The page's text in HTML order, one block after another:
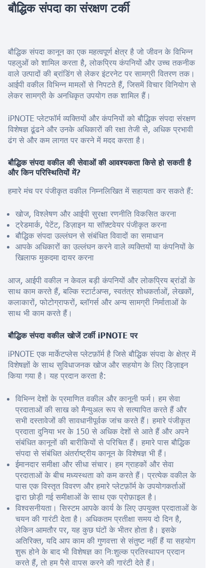
बौद्धिक संपदा का संरक्षणटर्की
बौद्धिक संपदा कानून का एक महत्वपूर्ण क्षेत्र है जो जीवन के विभिन्न
पहलुओं को शामिल करता है, लोकप्रिय कंपनियों और उच्च तकनीक
वाले उत्पादों की ब्रांडिंग से लेकर इंटरनेट पर सामग्री वितरण तक।
आईपी वकील विभिन्न मामलों से निपटते हैं, जिसमें विचार विनियोग से
लेकर सामग्री के अनधिकृत उपयोग तक शामिल हैं।
iPNOTE प्लेटफॉर्म व्यक्तियों और कंपनियों को बौद्धिक संपदा संरक्षण
विशेषज्ञ ढूंढने और उनके अधिकारों की रक्षा तेजी से, अधिक प्रभावी
ढंग से और कम लागत पर करने में मदद करता है।
बौद्धिक संपदा वकील की सेवाओं की आवश्यकता किसे हो सकती है
और किन परिस्थितियों में?
हमारे मंच पर पंजीकृत वकील निम्नलिखित में सहायता कर सकते हैं:
खोज, विश्लेषण और आईपी सुरक्षा रणनीति विकसित करना
ट्रेडमार्क, पेटेंट, डिज़ाइन या सॉफ़्टवेयर पंजीकृत करना
बौद्धिक संपदा उल्लंघन से संबंधित विवादों का समाधान
आपके अधिकारों का उल्लंघन करने वाले व्यक्तियों या कंपनियों के
खिलाफ मुकदमा दायर करना
आज, आईपी वकील न केवल बड़ी कंपनियों और लोकप्रिय ब्रांडों के
साथ काम करते हैं, बल्कि स्टार्टअप्स, स्वतंत्र शोधकर्ताओं, लेखकों,
कलाकारों, फोटोग्राफरों, ब्लॉगर्स और अन्य सामग्री निर्माताओं के
साथ भी काम करते हैं।
बौद्धिक संपदा वकील खोजेंटर्कीiPNOTE पर
iPNOTE एक मार्केटप्लेस प्लेटफ़ॉर्म है जिसे बौद्धिक संपदा के क्षेत्र में
विशेषज्ञों के साथ सुविधाजनक खोज और सहयोग के लिए डिज़ाइन
किया गया है। यह प्रदान करता है:
विभिन्न देशों के प्रमाणित वकील और कानूनी फर्म। हम सेवा
प्रदाताओं की साख को मैन्युअल रूप से सत्यापित करते हैं और
सभी दस्तावेजों की सावधानीपूर्वक जांच करते हैं। हमारे पंजीकृत
प्रदाता दुनिया भर के 150 से अधिक देशों से आते हैं और अपने
संबंधित कानूनों की बारीकियों से परिचित हैं। हमारे पास बौद्धिक
संपदा से संबंधित अंतर्राष्ट्रीय कानून के विशेषज्ञ भी हैं।
ईमानदार समीक्षा और सीधा संचार। हम ग्राहकों और सेवा
प्रदाताओं के बीच मध्यस्थता को कम करते हैं। प्रत्येक वकील के
पास एक विस्तृत विवरण और हमारे प्लेटफ़ॉर्म के उपयोगकर्ताओं
द्वारा छोड़ी गई समीक्षाओं के साथ एक प्रोफ़ाइल है।
विश्वसनीयता। सिस्टम आपके कार्य के लिए उपयुक्त प्रदाताओं के
चयन की गारंटी देता है। अधिकतम प्रतीक्षा समय दो दिन है,
लेकिन आमतौर पर, यह कुछ घंटों के भीतर होता है। इसके
अतिरिक्त, यदि आप काम की गुणवत्ता से संतुष्ट नहीं हैं या सहयोग
शुरू होने के बाद भी विशेषज्ञ का निःशुल्क प्रतिस्थापन प्रदान
करते हैं, तो हम पैसे वापस करने की गारंटी देते हैं।